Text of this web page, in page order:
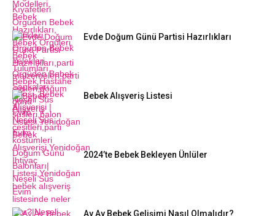
Evde Doğum Günü Partisi Hazırlıkları
Bebek Alışveriş Listesi
2024’te Bebek Bekleyen Ünlüler
Ay Ay Bebek Gelişimi Nasıl Olmalıdır?